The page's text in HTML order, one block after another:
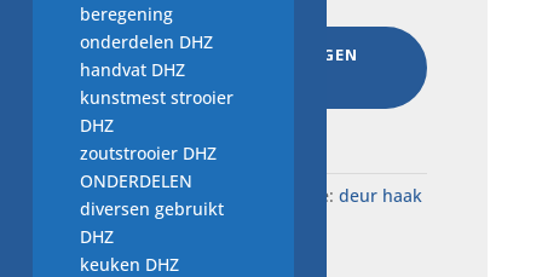
€9,00
AAN WINKELWAGEN
SKU:W14.7519 Categorie: deur haak
WD
beregening
onderdelen DHZ
handvat DHZ
kunstmest strooier
DHZ
zoutstrooier DHZ
ONDERDELEN
diversen gebruikt
DHZ
keuken DHZ